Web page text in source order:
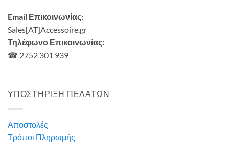
Email Επικοινωνίας:
Sales[AT]Accessoire.gr
Τηλέφωνο Επικοινωνίας:
☎ 2752 301 939
ΥΠΟΣΤΗΡΙΞΗ ΠΕΛΑΤΩΝ
Αποστολές
Τρόποι Πληρωμής